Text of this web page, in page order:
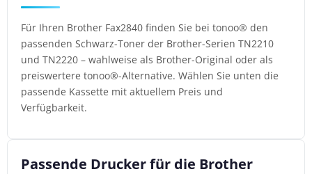
Für Ihren Brother Fax2840 finden Sie bei tonoo® den
passenden Schwarz-Toner der Brother-Serien TN2210
und TN2220 – wahlweise als Brother-Original oder als
preiswertere tonoo®-Alternative. Wählen Sie unten die
passende Kassette mit aktuellem Preis und
Verfügbarkeit.
Passende Drucker für die Brother